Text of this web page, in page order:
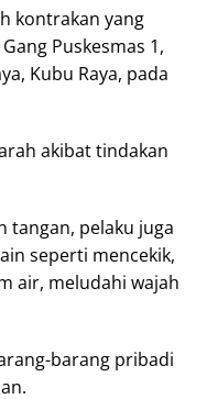
kontrakan yang
Puskesmas 1,
Kubu Raya, pada
akibat tindakan
tangan, pelaku juga
seperti mencekik,
air, meludahi wajah
barang pribadi